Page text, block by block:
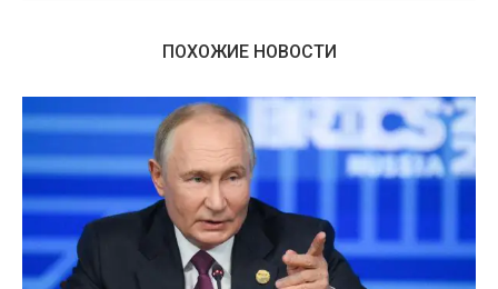
ПОХОЖИЕ НОВОСТИ